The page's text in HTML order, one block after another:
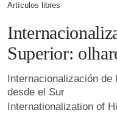
Artículos libres
Superior:
Internacionalización de
desde el Sur
Internationalization of